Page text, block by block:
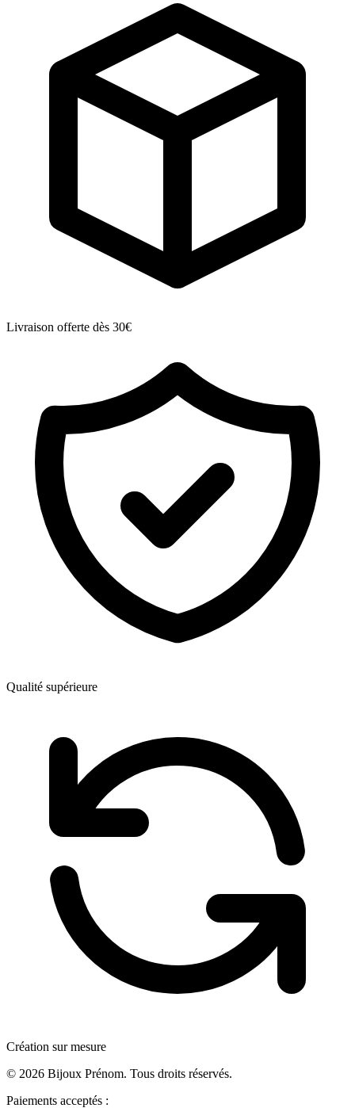
Livraison offerte dès 30€
Qualité supérieure
Création sur mesure
© 2026 Bijoux Prénom. Tous droits réservés.
Paiements acceptés :